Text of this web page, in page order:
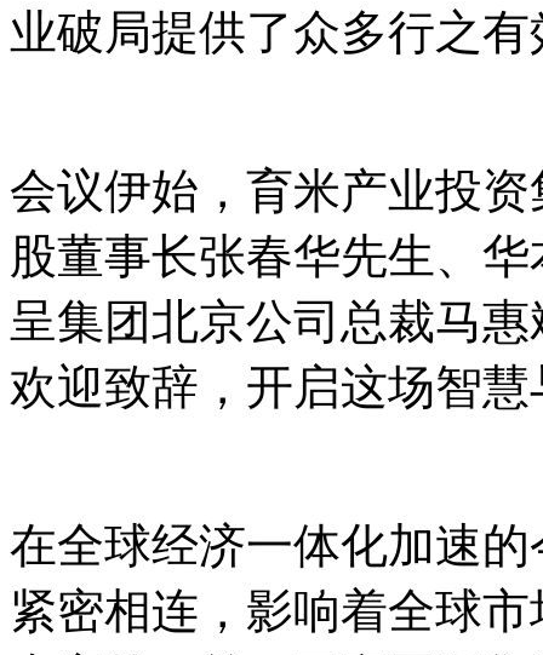
业破局提供了众多行之
会议伊始，育米产业投
股董事长张春华先生、
呈集团北京公司总裁马
欢迎致辞，开启这场智
在全球经济一体化加速
紧密相连，影响着全球